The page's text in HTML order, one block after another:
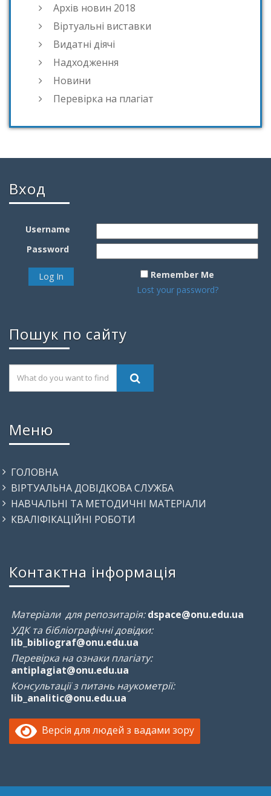
Архів новин 2018
Віртуальні виставки
Видатні діячі
Надходження
Новини
Перевірка на плагіат
Вход
Username
Password
Remember Me
Lost your password?
Пошук по сайту
Меню
ГОЛОВНА
ВІРТУАЛЬНА ДОВІДКОВА СЛУЖБА
НАВЧАЛЬНІ ТА МЕТОДИЧНІ МАТЕРІАЛИ
КВАЛІФІКАЦІЙНІ РОБОТИ
Контактна інформація
Матеріали для репозитарія: dspace@onu.edu.ua
УДК та бібліографічні довідки:
lib_bibliograf@onu.edu.ua
Перевірка на ознаки плагіату:
antiplagiat@onu.edu.ua
Консультації з питань наукометрії:
lib_analitic@onu.edu.ua
Версія для людей з вадами зору